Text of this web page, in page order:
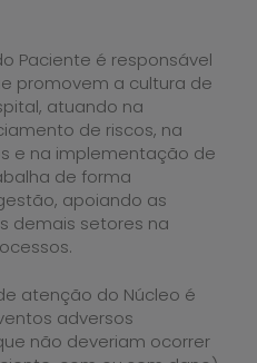
Paciente é responsável
promovem a cultura de
atuando na
de riscos, na
e na implementação de
de forma
apoiando as
demais setores na
atenção do Núcleo é
adversos
não deveriam ocorrer